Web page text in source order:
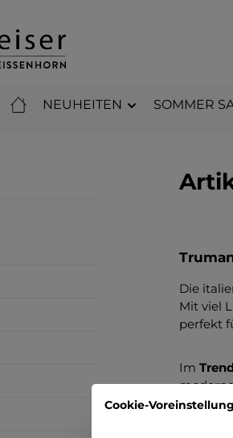
NEUHEITEN SOMMER
Die
Mit viel
perfekt
Im
Cookie-